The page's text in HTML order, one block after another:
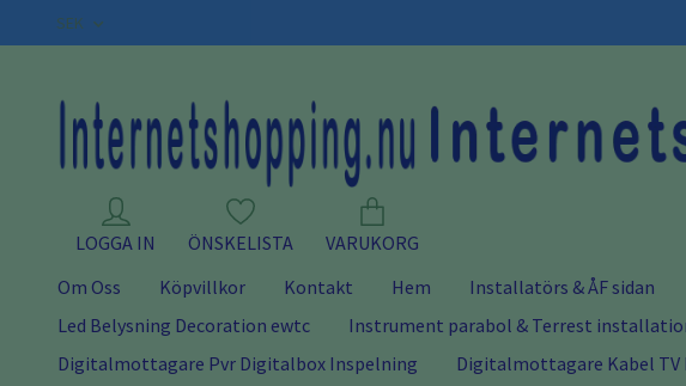
SEK
LOGGA IN ÖNSKELISTA
VARUKORG
Om Oss
Köpvillkor Kontakt Hem Installatörs & ÅF sidan
Led Belysning Decoration ewtc
Instrument parabol & Terrest
Digitalmottagare Pvr Digitalbox Inspelning
Digitalmottagare Kabel TV